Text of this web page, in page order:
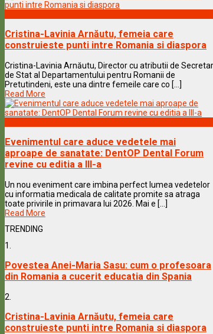
Cristina-Lavinia Arnăutu, femeia care
construieste punti intre Romania si diaspora
Cristina-Lavinia Arnăutu, Director cu atributii de Secretar
de Stat al Departamentului pentru Romanii de
Pretutindeni, este una dintre femeile care co [...]
Read More
Evenimentul care aduce vedetele mai
aproape de sanatate: DentOP Dental Forum
revine cu editia a III-a
Un nou eveniment care imbina perfect lumea vedetelor
cu informatia medicala de calitate promite sa atraga
toate privirile in primavara lui 2026. Mai e [...]
Read More
TRENDING
1.
Povestea Anei-Maria Sasu: cum o profesoara
din Romania a cucerit educatia din Spania
2.
Cristina-Lavinia Arnăutu, femeia care
construieste punti intre Romania si diaspora